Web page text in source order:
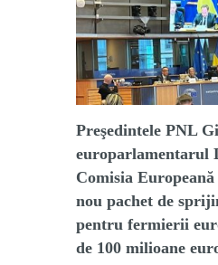
Preşedintele PNL
europarlamentarul
Comisia
nou pachet de
pentru fermierii
de 100 milioane